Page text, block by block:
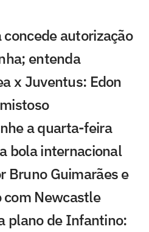
concede autorização
entenda
x Juventus: Edon
a quarta-feira
bola internacional
Bruno Guimarães e
com Newcastle
plano de Infantino: